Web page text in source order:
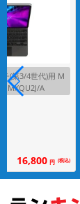
(第3/4世代)用 M
MXQU2J/A
16,800 円 (税込)